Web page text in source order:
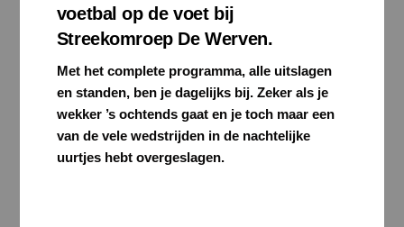
voetbal op de voet bij
Streekomroep De Werven.
Met het complete programma, alle uitslagen
en standen, ben je dagelijks bij. Zeker als je
wekker ’s ochtends gaat en je toch maar een
van de vele wedstrijden in de nachtelijke
uurtjes hebt overgeslagen.